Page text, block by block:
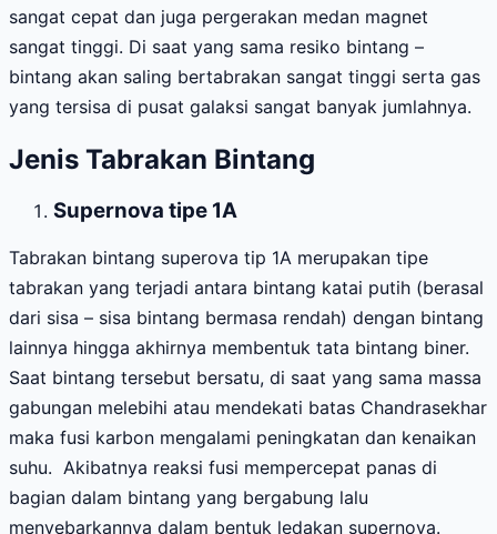
sangat cepat dan juga pergerakan medan magnet
sangat tinggi. Di saat yang sama resiko bintang –
bintang akan saling bertabrakan sangat tinggi serta gas
yang tersisa di pusat galaksi sangat banyak jumlahnya.
Jenis Tabrakan Bintang
Supernova tipe 1A
Tabrakan bintang superova tip 1A merupakan tipe
tabrakan yang terjadi antara bintang katai putih (berasal
dari sisa – sisa bintang bermasa rendah) dengan bintang
lainnya hingga akhirnya membentuk tata bintang biner.
Saat bintang tersebut bersatu, di saat yang sama massa
gabungan melebihi atau mendekati batas Chandrasekhar
maka fusi karbon mengalami peningkatan dan kenaikan
suhu. Akibatnya reaksi fusi mempercepat panas di
bagian dalam bintang yang bergabung lalu
menyebarkannya dalam bentuk ledakan supernova.